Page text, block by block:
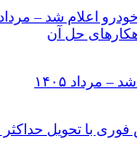
حل آن
۱۴۰۵